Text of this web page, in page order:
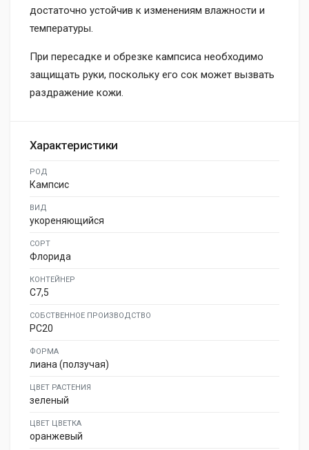
достаточно устойчив к изменениям влажности и
температуры.
При пересадке и обрезке кампсиса необходимо
защищать руки, поскольку его сок может вызвать
раздражение кожи.
Характеристики
РОД
Кампсис
ВИД
укореняющийся
СОРТ
Флорида
КОНТЕЙНЕР
C7,5
СОБСТВЕННОЕ ПРОИЗВОДСТВО
PC20
ФОРМА
лиана (ползучая)
ЦВЕТ РАСТЕНИЯ
зеленый
ЦВЕТ ЦВЕТКА
оранжевый